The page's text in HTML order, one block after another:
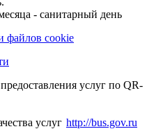
- санитарный день
файлов cookie
услуг по QR-
http://bus.gov.ru